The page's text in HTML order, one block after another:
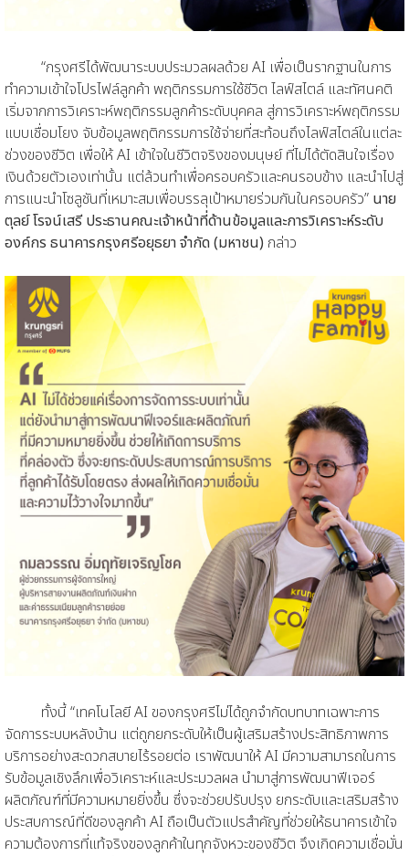
“กรุงศรีได้พัฒนาระบบประมวลผลด้วย AI เพื่อเป็นรากฐานในการ
ทำความเข้าใจโปรไฟล์ลูกค้า พฤติกรรมการใช้ชีวิต ไลฟ์สไตล์ และทัศนคติ
เริ่มจากการวิเคราะห์พฤติกรรมลูกค้าระดับบุคคล สู่การวิเคราะห์พฤติกรรม
แบบเชื่อมโยง จับข้อมูลพฤติกรรมการใช้จ่ายที่สะท้อนถึงไลฟ์สไตล์ในแต่ละ
ช่วงของชีวิต เพื่อให้ AI เข้าใจในชีวิตจริงของมนุษย์ ที่ไม่ได้ตัดสินใจเรื่อง
เงินด้วยตัวเองเท่านั้น แต่ล้วนทำเพื่อครอบครัวและคนรอบข้าง และนำไปสู่
การแนะนำโซลูชันที่เหมาะสมเพื่อบรรลุเป้าหมายร่วมกันในครอบครัว” นาย
ตุลย์ โรจน์เสรี ประธานคณะเจ้าหน้าที่ด้านข้อมูลและการวิเคราะห์ระดับ
องค์กร ธนาคารกรุงศรีอยุธยา จำกัด (มหาชน) กล่าว
ทั้งนี้ “เทคโนโลยี AI ของกรุงศรีไม่ได้ถูกจำกัดบทบาทเฉพาะการ
จัดการระบบหลังบ้าน แต่ถูกยกระดับให้เป็นผู้เสริมสร้างประสิทธิภาพการ
บริการอย่างสะดวกสบายไร้รอยต่อ เราพัฒนาให้ AI มีความสามารถในการ
รับข้อมูลเชิงลึกเพื่อวิเคราะห์และประมวลผล นำมาสู่การพัฒนาฟีเจอร์
ผลิตภัณฑ์ที่มีความหมายยิ่งขึ้น ซึ่งจะช่วยปรับปรุง ยกระดับและเสริมสร้าง
ประสบการณ์ที่ดีของลูกค้า AI ถือเป็นตัวแปรสำคัญที่ช่วยให้ธนาคารเข้าใจ
ความต้องการที่แท้จริงของลูกค้าในทุกจังหวะของชีวิต จึงเกิดความเชื่อมั่น